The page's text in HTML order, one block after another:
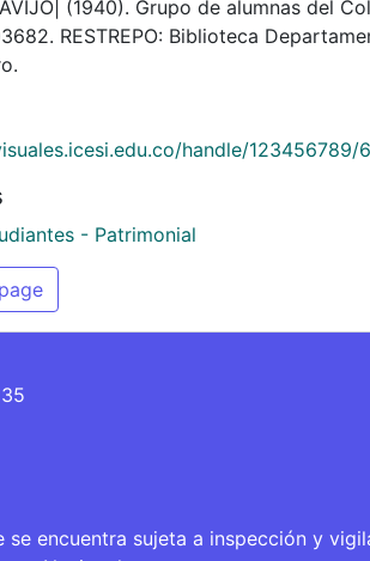
(1940). Grupo de alumnas del
RESTREPO: Biblioteca
handle/123456789/
- Patrimonial
encuentra sujeta a inspección y